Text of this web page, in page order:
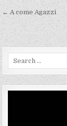
articoli
← A come Agazzi
Search
for: